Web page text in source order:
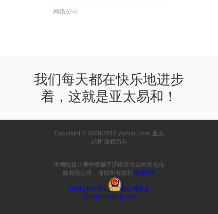
网络公司
我们每天都在快乐地进步
着，这就是亚太易和！
Copyright © 2008-2016 ytyhcm.com. 亚太
易和 版权所有
本网站设计著作权属于济南亚太易和文化传
媒有限公司，保留所有权利 鲁ICP备
18011189号-1
鲁公网安备
37010302001615号